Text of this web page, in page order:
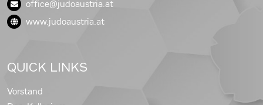
office@judoaustria.at
www.judoaustria.at
QUICK LINKS
Vorstand